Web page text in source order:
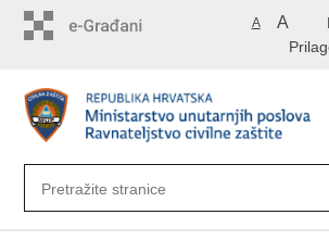
A A